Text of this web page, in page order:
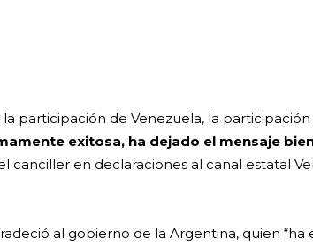
participación de Venezuela, la
exitosa, ha dejado el mensaje
canciller en declaraciones al canal estatal
al gobierno de la Argentina, quien